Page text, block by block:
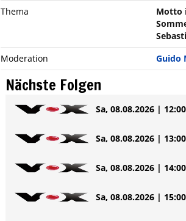
Thema
Motto
Moderation
Guido
Nächste Folgen
Sa, 08.08.2026 |
Sa, 08.08.2026 |
Sa, 08.08.2026 |
Sa, 08.08.2026 |